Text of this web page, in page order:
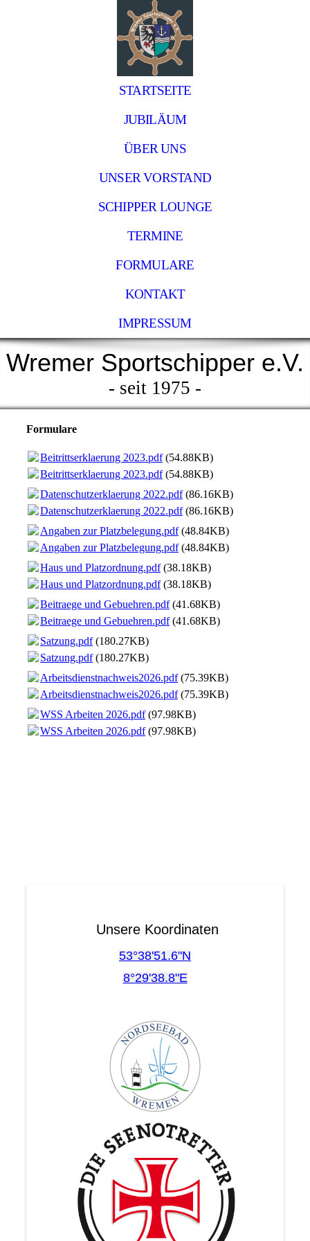
STARTSEITE
JUBILÄUM
ÜBER UNS
UNSER VORSTAND
SCHIPPER LOUNGE
TERMINE
FORMULARE
KONTAKT
IMPRESSUM
Wremer Sportschipper e.V.
- seit 1975 -
Formulare
Beitrittserklaerung 2023.pdf(54.88KB)
Beitrittserklaerung 2023.pdf(54.88KB)
Datenschutzerklaerung 2022.pdf(86.16KB)
Datenschutzerklaerung 2022.pdf(86.16KB)
Angaben zur Platzbelegung.pdf(48.84KB)
Angaben zur Platzbelegung.pdf(48.84KB)
Haus und Platzordnung.pdf(38.18KB)
Haus und Platzordnung.pdf(38.18KB)
Beitraege und Gebuehren.pdf(41.68KB)
Beitraege und Gebuehren.pdf(41.68KB)
Satzung.pdf(180.27KB)
Satzung.pdf(180.27KB)
Arbeitsdienstnachweis2026.pdf(75.39KB)
Arbeitsdienstnachweis2026.pdf(75.39KB)
WSS Arbeiten 2026.pdf(97.98KB)
WSS Arbeiten 2026.pdf(97.98KB)
Unsere Koordinaten
53°38'51.6"N
8°29'38.8"E